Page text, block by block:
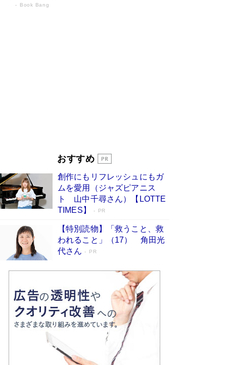
Book Bang
和田秀樹の70代、80代向け新書がベスト3を独
占 上半期1位にも選出［新書ベストセラー］
Book Bang
おすすめ
創作にもリフレッシュにもガ
ムを愛用（ジャズピアニス
ト 山中千尋さん）【LOTTE
TIMES】
PR
【特別読物】「救うこと、救
われること」（17） 角田光
代さん
PR